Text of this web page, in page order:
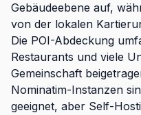
Gebäudeebene auf,
von der lokalen
Die POI-Abdeckung
Restaurants und viele
Gemeinschaft
Nominatim-Instanzen
geeignet, aber Self-